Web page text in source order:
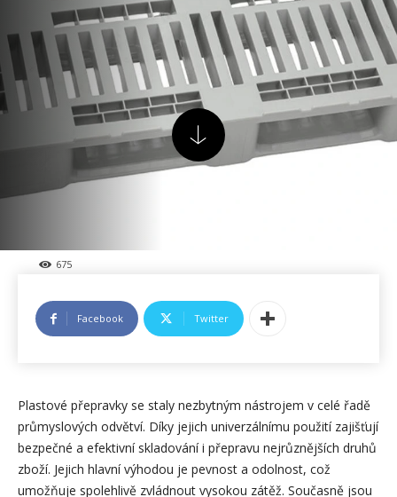
675
Facebook Twitter
Plastové přepravky se staly nezbytným nástrojem v celé řadě
průmyslových odvětví. Díky jejich univerzálnímu použití zajišťují
bezpečné a efektivní skladování i přepravu nejrůznějších druhů
zboží. Jejich hlavní výhodou je pevnost a odolnost, což
umožňuje spolehlivě zvládnout vysokou zátěž. Současně jsou